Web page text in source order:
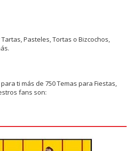
Pasteles, Tortas o Bizcochos,
ti más de 750 Temas para Fiestas,
fans son: